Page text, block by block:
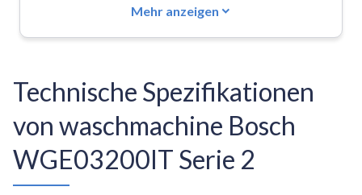
bemerkenswerte Geräuscharmut mit 71 dB
beim Schleudern und 52 dB beim Waschen
unterstützt. Die Trommel hat ein großzügiges
Volumen von 65 l und die SpeedPerfect-
Funktion reduziert die Waschzeit um bis zu
65%. Das antivibrationsseitige Design erhöht
die Stabilität. Die Maschine hat jedoch
Mehr anzeigen
Technische Spezifikationen
von waschmachine Bosch
WGE03200IT Serie 2